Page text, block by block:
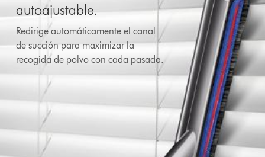
autoajustable.
Redirige automáticamente el canal
de succión para maximizar la
recogida de polvo con cada pasada.